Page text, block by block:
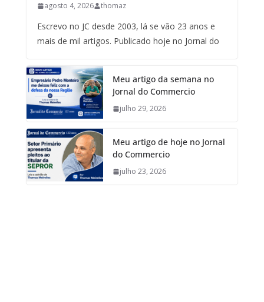
agosto 4, 2026 thomaz
Escrevo no JC desde 2003, lá se vão 23 anos e
mais de mil artigos. Publicado hoje no Jornal do
Meu artigo da semana no
Jornal do Commercio
julho 29, 2026
Meu artigo de hoje no Jornal
do Commercio
julho 23, 2026